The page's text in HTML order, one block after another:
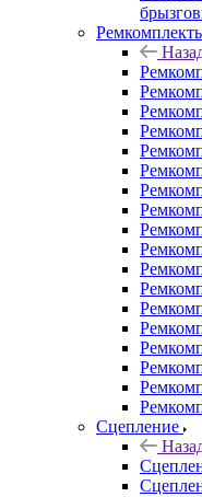
Сцепление